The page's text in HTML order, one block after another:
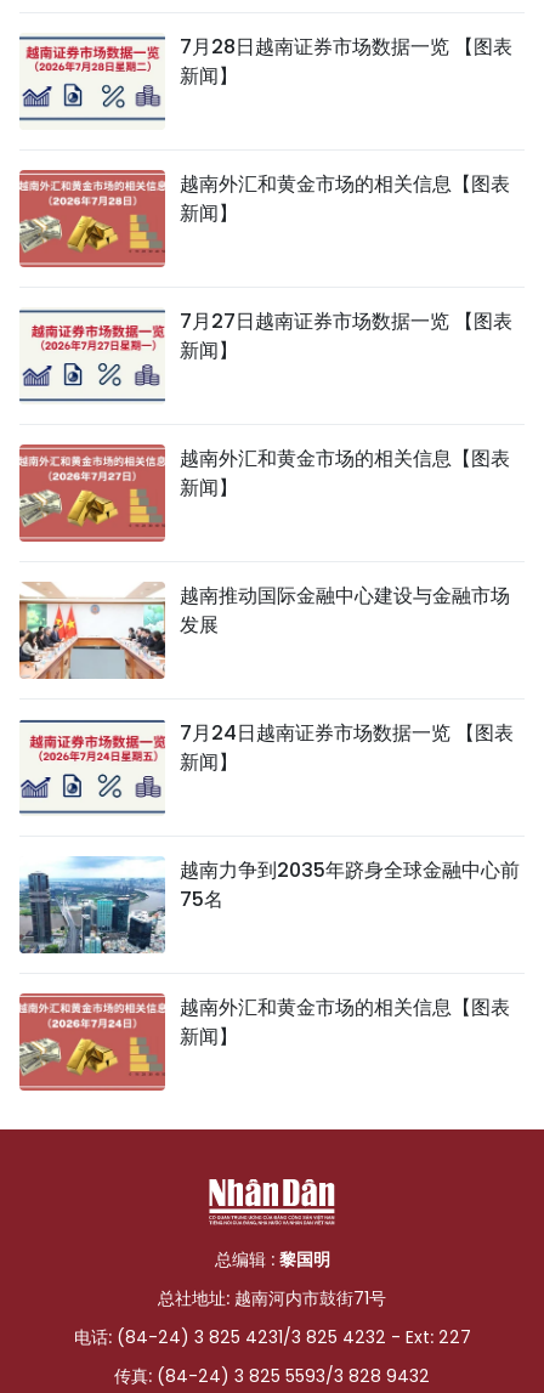
7月28日越南证券市场数据一览 【图表
新闻】
越南外汇和黄金市场的相关信息【图表
新闻】
7月27日越南证券市场数据一览 【图表
新闻】
越南外汇和黄金市场的相关信息【图表
新闻】
越南推动国际金融中心建设与金融市场
发展
7月24日越南证券市场数据一览 【图表
新闻】
越南力争到2035年跻身全球金融中心前
75名
越南外汇和黄金市场的相关信息【图表
新闻】
总编辑 : 黎国明
总社地址: 越南河内市鼓街71号
电话: (84-24) 3 825 4231/3 825 4232 - Ext: 227
传真: (84-24) 3 825 5593/3 828 9432